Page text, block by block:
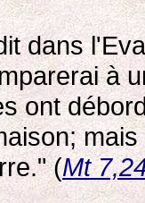
dans
à
ont
(Mt